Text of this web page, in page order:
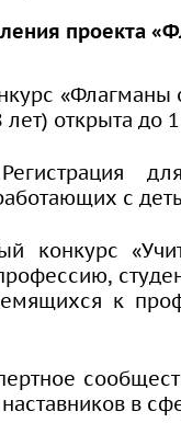
проекта
«Флагманы
лет) открыта до 1
Регистрация
с
конкурс
к
в